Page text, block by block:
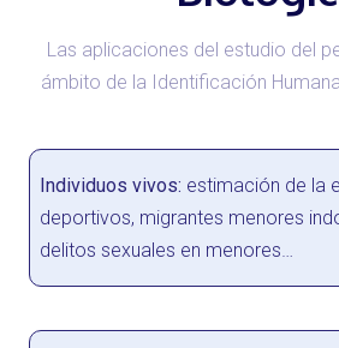
Las aplicaciones del estudio del
ámbito de la Identificación
Individuos vivos: estimación de la
deportivos, migrantes menores
delitos sexuales en menores…